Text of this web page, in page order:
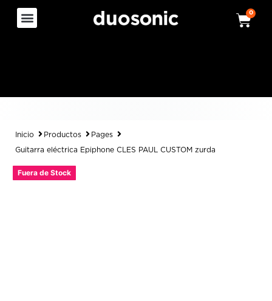
0
Inicio Productos Pages
Guitarra eléctrica Epiphone CLES PAUL CUSTOM zurda
Fuera de Stock